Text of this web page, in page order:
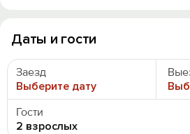
квартиры создадут атмосферу
Евротрешка включает в себя 2
кухню, оборудованную всем
приготовления пищи.
Новый дом, построенный с
современных технологий,
Даты и гости
Заезд
Выберите дату
Гости
2 взрослых